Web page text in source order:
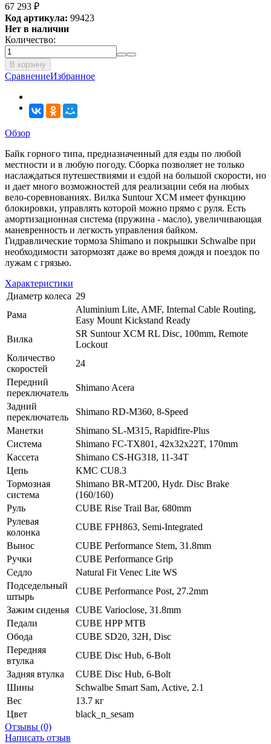
67 293 ₽
Код артикула: 99423
Нет в наличии
Количество:
В корзину
СравнениеИзбранное
Обзор
Байк горного типа, предназначенный для езды по любой
местности и в любую погоду. Сборка позволяет не только
наслаждаться путешествиями и ездой на большой скорости, но
и дает много возможностей для реализации себя на любых
вело-соревнованиях. Вилка Suntour XCM имеет функцию
блокировки, управлять которой можно прямо с руля. Есть
амортизационная система (пружина - масло), увеличивающая
маневренность и легкость управления байком.
Гидравлические тормоза Shimano и покрышки Schwalbe при
необходимости затормозят даже во время дождя и поездок по
лужам с грязью.
Характеристики
Диаметр колеса 29
Рама
Aluminium Lite, AMF, Internal Cable Routing,
Easy Mount Kickstand Ready
Вилка
SR Suntour XCM RL Disc, 100mm, Remote
Lockout
Количество
скоростей
24
Передний
переключатель
Shimano Acera
Задний
переключатель
Shimano RD-M360, 8-Speed
Манетки
Shimano SL-M315, Rapidfire-Plus
Система
Shimano FC-TX801, 42x32x22T, 170mm
Кассета
Shimano CS-HG318, 11-34T
Цепь
KMC CU8.3
Тормозная
система
Shimano BR-MT200, Hydr. Disc Brake
(160/160)
Руль
CUBE Rise Trail Bar, 680mm
Рулевая
колонка
CUBE FPH863, Semi-Integrated
Вынос
CUBE Performance Stem, 31.8mm
Ручки
CUBE Performance Grip
Седло
Natural Fit Venec Lite WS
Подседельный
штырь
CUBE Performance Post, 27.2mm
Зажим сиденья
CUBE Varioclose, 31.8mm
Педали
CUBE HPP MTB
Обода
CUBE SD20, 32H, Disc
Передняя
втулка
CUBE Disc Hub, 6-Bolt
Задняя втулка
CUBE Disc Hub, 6-Bolt
Шины
Schwalbe Smart Sam, Active, 2.1
Вес
13.7 кг
Цвет
black_n_sesam
Отзывы (0)
Написать отзыв